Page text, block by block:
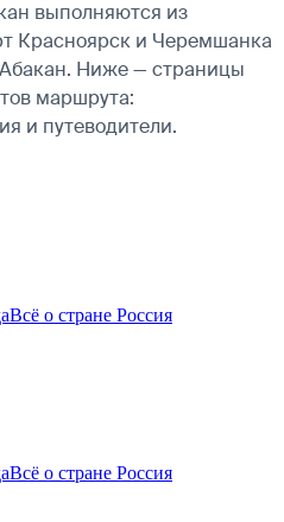
выполняются из
Красноярск и Черемшанка
Ниже — страницы
маршрута:
и путеводители.
Всё о стране Россия
Всё о стране Россия